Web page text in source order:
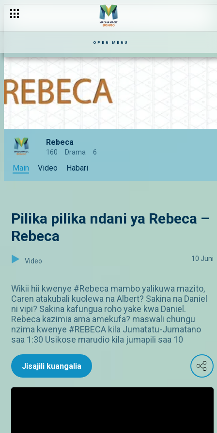
OPEN MENU
Rebeca
160 Drama 6
Main Video Habari
Pilika pilika ndani ya Rebeca –
Rebeca
Video 10 Juni
Wikii hii kwenye #Rebeca mambo yalikuwa mazito,
Caren atakubali kuolewa na Albert? Sakina na Daniel
ni vipi? Sakina kafungua roho yake kwa Daniel.
Rebeca kazimia ama amekufa? maswali chungu
nzima kwenye #REBECA kila Jumatatu-Jumatano
saa 1:30 Usikose marudio kila jumapili saa 10
Jisajili kuangalia